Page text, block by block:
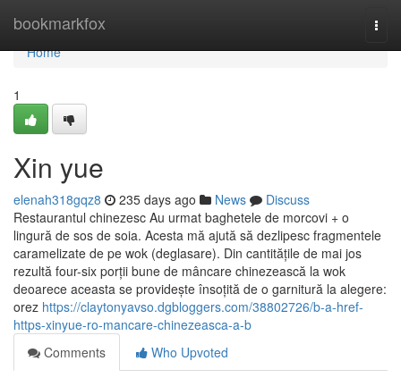
bookmarkfox
Home
Home
1
Xin yue
elenah318gqz8 235 days ago News
Discuss
Restaurantul chinezesc Au urmat baghetele de morcovi + o
lingură de sos de soia. Acesta mă ajută să dezlipesc fragmentele
caramelizate de pe wok (deglasare). Din cantitățile de mai jos
rezultă four-six porții bune de mâncare chinezească la wok
deoarece aceasta se providește însoțită de o garnitură la alegere:
orez https://claytonyavso.dgbloggers.com/38802726/b-a-href-
https-xinyue-ro-mancare-chinezeasca-a-b
Comments
Who Upvoted